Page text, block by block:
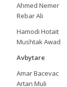
Ahmed Nemer
Rebar Ali
Hamodi Hotait
Mushtak Awad
Avbytare
Amar Bacevac
Artan Muli